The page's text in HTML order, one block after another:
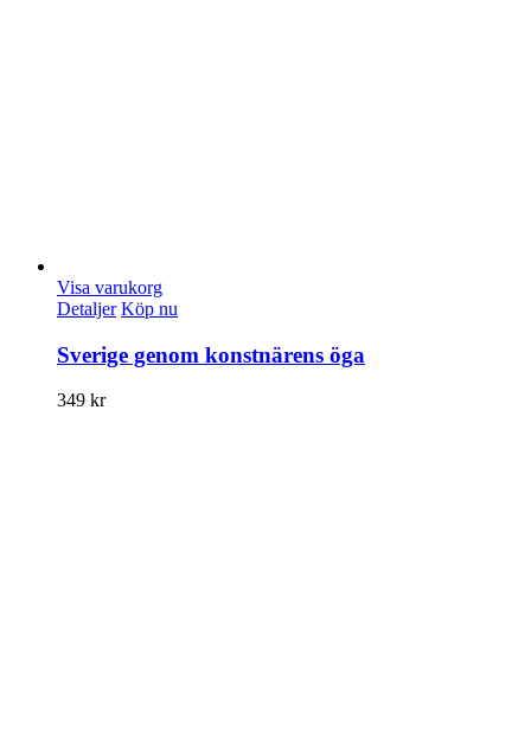
Visa varukorg
Detaljer Köp nu
Sverige genom konstnärens öga
349 kr